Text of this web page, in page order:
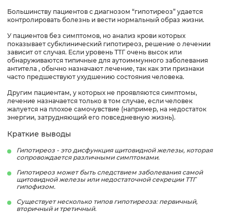
Большинству пациентов с диагнозом “гипотиреоз” удается
контролировать болезнь и вести нормальный образ жизни.
У пациентов без симптомов, но анализ крови которых
показывает субклинический гипотиреоз, решение о лечении
зависит от случая. Если уровень ТТГ очень высок или
обнаруживаются типичные для аутоиммунного заболевания
антитела , обычно назначают лечение, так как эти признаки
часто предшествуют ухудшению состояния человека.
Другим пациентам, у которых не проявляются симптомы,
лечение назначается только в том случае, если человек
жалуется на плохое самочувствие (например, на недостаток
энергии, затрудняющий его повседневную жизнь).
Краткие выводы
Гипотиреоз - это дисфункция щитовидной железы, которая
сопровождается различными симптомами.
Гипотиреоз может быть следствием заболевания самой
щитовидной железы или недостаточной секреции ТТГ
гипофизом.
Существует несколько типов гипотиреоза: первичный,
вторичный и третичный.